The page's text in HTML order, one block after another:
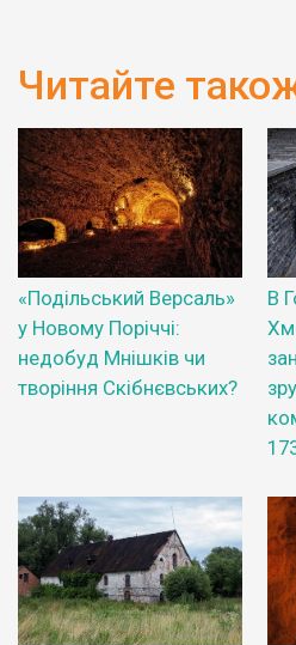
Читайте
«Подільський Версаль»
у Новому Поріччі:
недобуд Мнішків чи
творіння Скібнєвських?
В